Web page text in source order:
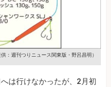
供：週刊つりニュース関東版・野呂昌明）
は行けなかったが、2月初